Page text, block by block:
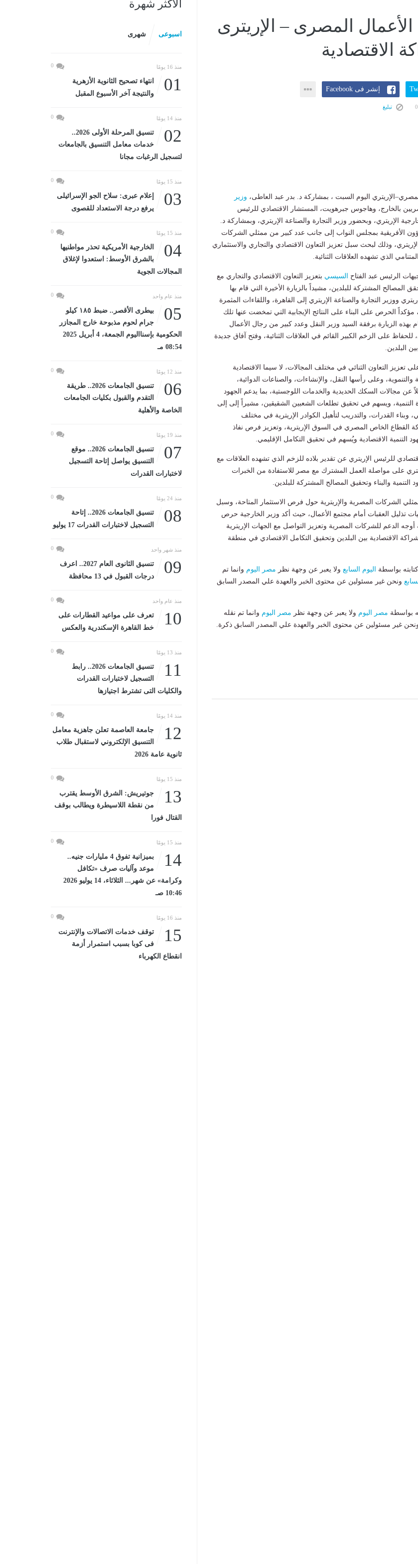
الأعمال المصرى – الإريترى
الاقتصادية
إنشر فى Facebook
تبليغ
اليوم السبت ، بمشاركة د. بدر عبد العاطى، وزير
بالخارج، وهاجوس جبرهويت، المستشار الاقتصادي للرئيس
الإريتري، وبحضور وزير التجارة والصناعة الإريتري، وبمشاركة د.
الأفريقية بمجلس النواب إلى جانب عدد كبير من ممثلي الشركات
وذلك لبحث سبل تعزيز التعاون الاقتصادي والتجاري والاستثماري
الذي تشهده العلاقات الثنائية.
الرئيس عبد الفتاح السيسي بتعزيز التعاون الاقتصادي والتجاري مع
المصالح المشتركة للبلدين، مشيداً بالزيارة الأخيرة التي قام بها
ووزير التجارة والصناعة الإريتري إلى القاهرة، واللقاءات المثمرة
الحرص على البناء على النتائج الإيجابية التي تمخضت عنها تلك
بهذه الزيارة برفقة السيد وزير النقل وعدد كبير من رجال الأعمال
على الزخم الكبير القائم في العلاقات الثنائية، وفتح آفاق جديدة
البلدين.
تعزيز التعاون الثنائي في مختلف المجالات، لا سيما الاقتصادية
والتنموية، وعلى رأسها النقل، والإنشاءات، والصناعات الدوائية،
عن مجالات السكك الحديدية والخدمات اللوجستية، بما يدعم الجهود
التنمية، ويسهم في تحقيق تطلعات الشعبين الشقيقين، مشيراً إلى إلى
وبناء القدرات، والتدريب لتأهيل الكوادر الإريترية في مختلف
القطاع الخاص المصري في السوق الإريترية، وتعزيز فرص نفاذ
التنمية الاقتصادية ويُسهم في تحقيق التكامل الإقليمي.
للرئيس الإريتري عن تقدير بلاده للزخم الذي تشهده العلاقات مع
على مواصلة العمل المشترك مع مصر للاستفادة من الخبرات
والبناء وتحقيق المصالح المشتركة للبلدين.
الشركات المصرية والإريترية حول فرص الاستثمار المتاحة، وسبل
تذليل العقبات أمام مجتمع الأعمال، حيث أكد وزير الخارجية حرص
أوجه الدعم للشركات المصرية وتعزيز التواصل مع الجهات الإريترية
الاقتصادية بين البلدين وتحقيق التكامل الاقتصادي في منطقة
بواسطة اليوم السابع ولا يعبر عن وجهة نظر مصر اليوم وانما تم
ونحن غير مسئولين عن محتوى الخبر والعهدة علي المصدر السابق
بواسطة مصر اليوم ولا يعبر عن وجهة نظر مصر اليوم وانما تم نقله
غير مسئولين عن محتوى الخبر والعهدة علي المصدر السابق ذكرة.
الأكثر شهرة
اسبوعى شهرى
منذ 16 يومًا 0
01
انتهاء تصحيح الثانوية الأزهرية
والنتيجة آخر الأسبوع المقبل
منذ 14 يومًا 0
02
تنسيق المرحلة الأولى 2026..
خدمات معامل التنسيق بالجامعات
لتسجيل الرغبات مجانا
منذ 15 يومًا 0
03
إعلام عبرى: سلاح الجو الإسرائيلى
يرفع درجة الاستعداد للقصوى
منذ 15 يومًا 0
04
الخارجية الأمريكية تحذر مواطنيها
بالشرق الأوسط: استعدوا لإغلاق
المجالات الجوية
منذ عام واحد 0
05
بيطرى الأقصر.. ضبط ١٨٥ كيلو
جرام لحوم مذبوحة خارج المجازر
الحكومية بإسنااليوم الجمعة، 4 أبريل 2025
08:54 مـ
منذ 12 يومًا 0
06
تنسيق الجامعات 2026.. طريقة
التقدم والقبول بكليات الجامعات
الخاصة والأهلية
منذ 19 يومًا 0
07
تنسيق الجامعات 2026.. موقع
التنسيق يواصل إتاحة التسجيل
لاختبارات القدرات
منذ 24 يومًا 0
08
تنسيق الجامعات 2026.. إتاحة
التسجيل لاختبارات القدرات 17 يوليو
منذ شهر واحد 0
09
تنسيق الثانوى العام 2027.. اعرف
درجات القبول في 13 محافظة
منذ عام واحد 0
10
تعرف على مواعيد القطارات على
خط القاهرة الإسكندرية والعكس
منذ 13 يومًا 0
11
تنسيق الجامعات 2026.. رابط
التسجيل لاختبارات القدرات
والكليات التى تشترط اجتيازها
منذ 14 يومًا 0
12
جامعة العاصمة تعلن جاهزية معامل
التنسيق الإلكتروني لاستقبال طلاب
ثانوية عامة 2026
منذ 15 يومًا 0
13
جوتيريش: الشرق الأوسط يقترب
من نقطة اللاسيطرة ويطالب بوقف
القتال فورا
منذ 15 يومًا 0
14
بميزانية تفوق 4 مليارات جنيه..
موعد وآليات صرف «تكافل
وكرامة» عن شهر... الثلاثاء، 14 يوليو 2026
10:46 صـ
منذ 16 يومًا 0
15
توقف خدمات الاتصالات والإنترنت
فى كوبا بسبب استمرار أزمة
انقطاع الكهرباء